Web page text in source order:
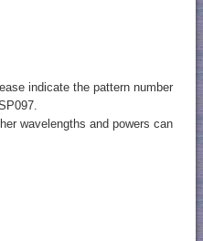
indicate the pattern number
wavelengths and powers can